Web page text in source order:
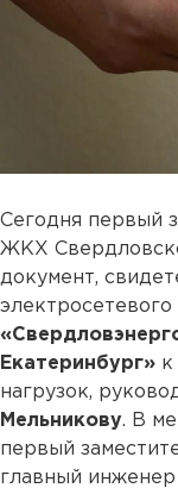
Сегодня первый
ЖКХ
документ,
электросетевого
Екатеринбург» к
нагрузок,
Мельникову. В
первый
главный